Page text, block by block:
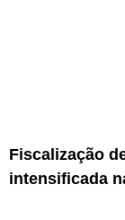
Fiscalização
intensificada